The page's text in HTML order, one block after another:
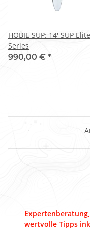
HOBIE SUP: 14' SUP
Series
990,00 € *
wertvolle Tipps